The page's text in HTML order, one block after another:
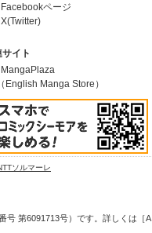
Facebookページ
X(Twitter)
サイト
MangaPlaza
English Manga Store）
ソルマーレ
号 第6091713号）です。詳しくは［A